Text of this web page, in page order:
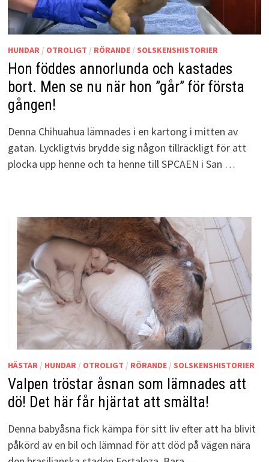
HUNDAR/ OTROLIGT / RÖRANDE/ SOLSKENSHISTORIER
Hon föddes annorlunda och kastades
bort. Men se nu när hon ”går” för första
gången!
Denna Chihuahua lämnades i en kartong i mitten av
gatan. Lyckligtvis brydde sig någon tillräckligt för att
plocka upp henne och ta henne till SPCAEN i San …
HÄSTAR/ HUNDAR/ OTROLIGT / RÖRANDE/ SOLSKENSHISTORIER
Valpen tröstar åsnan som lämnades att
dö! Det här får hjärtat att smälta!
Denna babyåsna fick kämpa för sitt liv efter att ha blivit
påkörd av en bil och lämnad för att död på vägen nära